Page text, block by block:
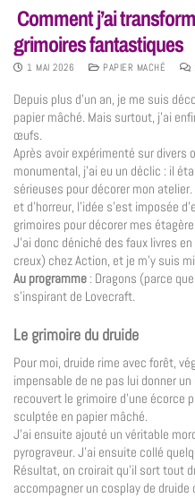
Comment j’ai
grimoires fantastiques
1 MAI 2026 PAPIER MACHÉ
Depuis plus d’un an, je me suis
papier mâché. Mais surtout, j’ai
œufs.
Après avoir expérimenté sur divers
monumental, j’ai eu un déclic : il
sérieuses pour décorer mon
et d’horreur, l’idée s’est imposée
grimoires pour décorer mes
J’ai donc déniché des faux livres
creux) chez Action, et je m’y suis
Au programme : Dragons (parce
s’inspirant de Lovecraft.
Le grimoire du druide
Pour moi, druide rime avec forêt,
impensable de ne pas lui donner
recouvert le grimoire d’une écorce
sculptée en papier mâché.
J’ai ensuite ajouté un véritable
pyrograveur. J’ai ensuite collé
Résultat, on croirait qu’il sort tout
accompagner un cosplay de druide